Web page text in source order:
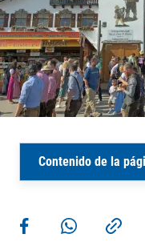
Contenido de la
Más acciones
Compartir en
Compartir